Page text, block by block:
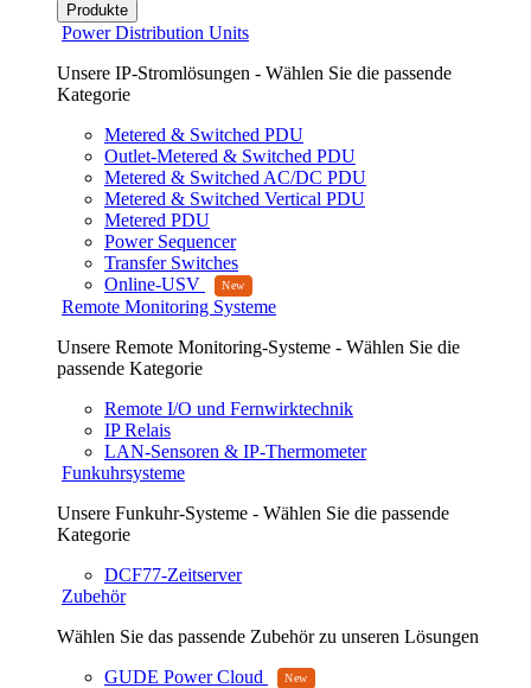
Produkte
Power Distribution Units
Unsere IP-Stromlösungen - Wählen Sie die passende
Kategorie
Metered & Switched PDU
Outlet-Metered & Switched PDU
Metered & Switched AC/DC PDU
Metered & Switched Vertical PDU
Metered PDU
Power Sequencer
Transfer Switches
Online-USV
Remote Monitoring Systeme
Unsere Remote Monitoring-Systeme - Wählen Sie die
passende Kategorie
Remote I/O und Fernwirktechnik
IP Relais
LAN-Sensoren & IP-Thermometer
Funkuhrsysteme
Unsere Funkuhr-Systeme - Wählen Sie die passende
Kategorie
DCF77-Zeitserver
Zubehör
Wählen Sie das passende Zubehör zu unseren Lösungen
GUDE Power Cloud